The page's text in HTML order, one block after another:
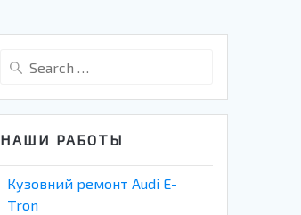
Search
НАШИ РАБОТЫ
Кузовний ремонт Audi E-
Tron